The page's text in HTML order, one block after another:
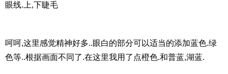
眼线.上,下睫毛
呵呵,这里感觉精神好多..眼白的部分可以适当的添加蓝色.绿
色等..根据画面不同了.在这里我用了点橙色.和普蓝,湖蓝.